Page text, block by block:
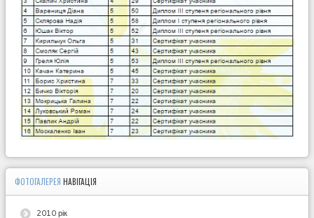
ФОТОГАЛЕРЕЯ НАВІГАЦІЯ
2010 рік